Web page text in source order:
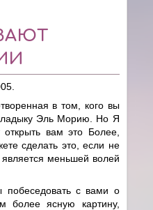
в том, кого вы
Эль Морию. Но Я
вам это Более,
сделать это, если не
является меньшей волей
побеседовать с вами о
более ясную картину,